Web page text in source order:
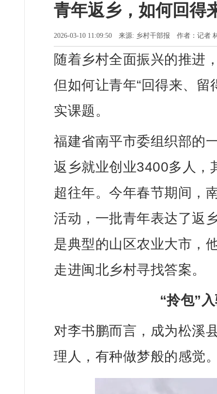
青年返乡，如何回得
2026-03-10 11:09:50 来源: 乡村干部报 作者：记者
随着乡村全面振兴的推进
但如何让青年“回得来、
实课题。
福建省南平市委组织部的
返乡就业创业3400多人，
超往年。今年春节期间，
活动，一批青年表达了返
是典型的山区农业大市，
走进闽北乡村寻找答案。
“拎包”
对李书鹏而言，成为松溪
理人，有种做梦般的感觉